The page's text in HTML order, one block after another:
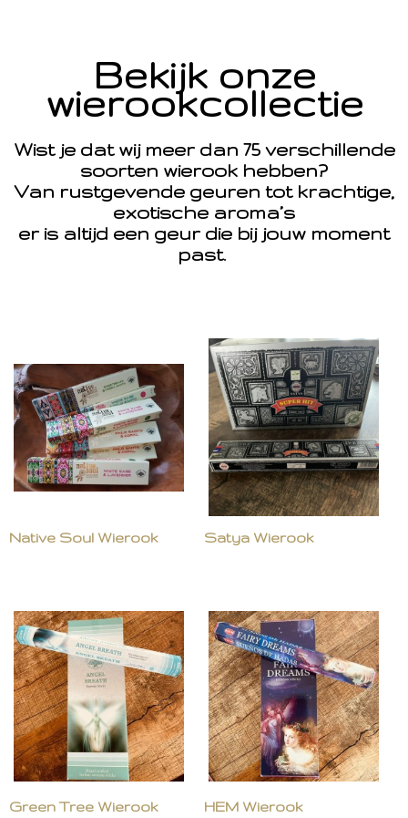
Bekijk onze
wierookcollectie
Wist je dat wij meer dan 75 verschillende
soorten wierook hebben?
Van rustgevende geuren tot krachtige,
exotische aroma’s
er is altijd een geur die bij jouw moment
past.
Native Soul Wierook Satya Wierook
Green Tree Wierook HEM Wierook